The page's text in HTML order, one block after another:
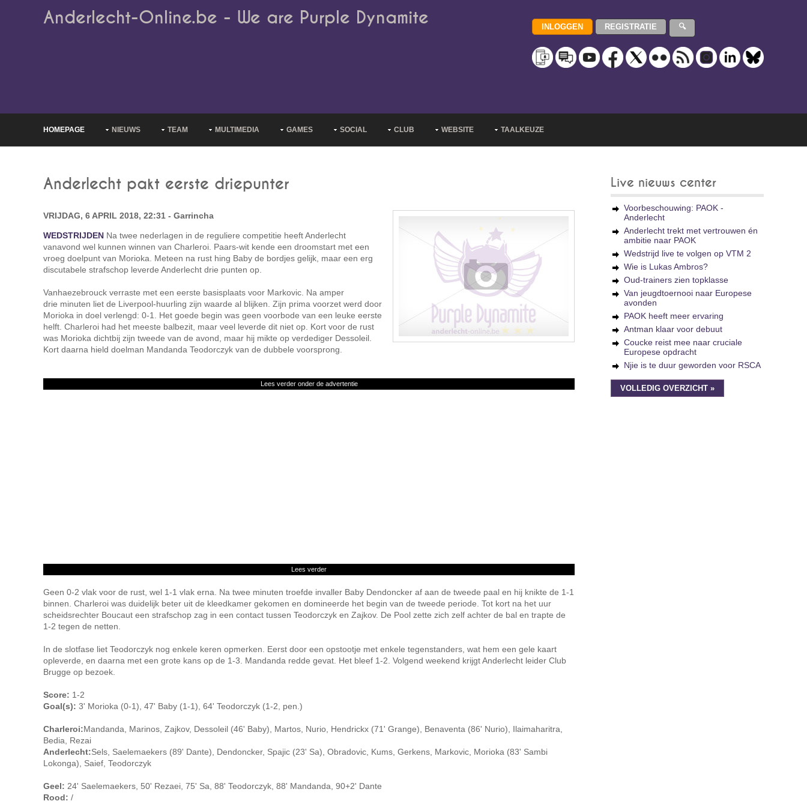
Anderlecht-Online.be - We are Purple Dynamite
HOMEPAGE NIEUWS TEAM MULTIMEDIA GAMES SOCIAL CLUB WEBSITE TAALKEUZE
Anderlecht pakt eerste driepunter
VRIJDAG, 6 APRIL 2018, 22:31 - Garrincha
WEDSTRIJDEN Na twee nederlagen in de reguliere competitie heeft Anderlecht
vanavond wel kunnen winnen van Charleroi. Paars-wit kende een droomstart met een
vroeg doelpunt van Morioka. Meteen na rust hing Baby de bordjes gelijk, maar een erg
discutabele strafschop leverde Anderlecht drie punten op.
Vanhaezebrouck verraste met een eerste basisplaats voor Markovic. Na amper
drie minuten liet de Liverpool-huurling zijn waarde al blijken. Zijn prima voorzet werd door
Morioka in doel verlengd: 0-1. Het goede begin was geen voorbode van een leuke eerste
helft. Charleroi had het meeste balbezit, maar veel leverde dit niet op. Kort voor de rust
was Morioka dichtbij zijn tweede van de avond, maar hij mikte op verdediger Dessoleil.
Kort daarna hield doelman Mandanda Teodorczyk van de dubbele voorsprong.
Lees verder onder de advertentie
Lees verder
Geen 0-2 vlak voor de rust, wel 1-1 vlak erna. Na twee minuten troefde invaller Baby Dendoncker af aan de tweede paal en hij knikte de 1-1
binnen. Charleroi was duidelijk beter uit de kleedkamer gekomen en domineerde het begin van de tweede periode. Tot kort na het uur
scheidsrechter Boucaut een strafschop zag in een contact tussen Teodorczyk en Zajkov. De Pool zette zich zelf achter de bal en trapte de
1-2 tegen de netten.
In de slotfase liet Teodorczyk nog enkele keren opmerken. Eerst door een opstootje met enkele tegenstanders, wat hem een gele kaart
opleverde, en daarna met een grote kans op de 1-3. Mandanda redde gevat. Het bleef 1-2. Volgend weekend krijgt Anderlecht leider Club
Brugge op bezoek.
Score: 1-2
Goal(s): 3' Morioka (0-1), 47' Baby (1-1), 64' Teodorczyk (1-2, pen.)
Charleroi:Mandanda, Marinos, Zajkov, Dessoleil (46' Baby), Martos, Nurio, Hendrickx (71' Grange), Benaventa (86' Nurio), Ilaimaharitra,
Bedia, Rezai
Anderlecht:Sels, Saelemaekers (89' Dante), Dendoncker, Spajic (23' Sa), Obradovic, Kums, Gerkens, Markovic, Morioka (83' Sambi
Lokonga), Saief, Teodorczyk
Geel: 24' Saelemaekers, 50' Rezaei, 75' Sa, 88' Teodorczyk, 88' Mandanda, 90+2' Dante
Rood: /
Live nieuws center
Voorbeschouwing: PAOK -
Anderlecht
Anderlecht trekt met vertrouwen én
ambitie naar PAOK
Wedstrijd live te volgen op VTM 2
Wie is Lukas Ambros?
Oud-trainers zien topklasse
Van jeugdtoernooi naar Europese
avonden
PAOK heeft meer ervaring
Antman klaar voor debuut
Coucke reist mee naar cruciale
Europese opdracht
Njie is te duur geworden voor RSCA
VOLLEDIG OVERZICHT »